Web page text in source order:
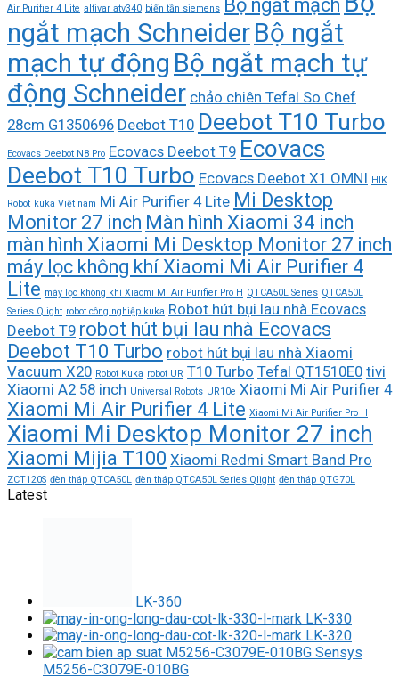
Air Purifier 4 Lite altivar atv340 biến tần siemens Bộ ngắt mạch
ngắt mạch SchneiderBộ ngắt
mạch tự động Bộ ngắt mạch tự
động Schneider chảo chiên Tefal So Chef
28cm G1350696 Deebot T10 Deebot T10 Turbo
Ecovacs Deebot N8 Pro Ecovacs Deebot T9 Ecovacs
Deebot T10 Turbo Ecovacs Deebot X1 OMNI HIK
Robot kuka Việt nam Mi Air Purifier 4 Lite Mi Desktop
Monitor 27 inch Màn hình Xiaomi 34 inch
màn hình Xiaomi Mi Desktop Monitor 27 inch
máy lọc không khí Xiaomi Mi Air Purifier 4
Lite máy lọc không khí Xiaomi Mi Air Purifier Pro H QTCA50L Series QTCA50L
Series Qlight robot công nghiệp kuka Robot hút bụi lau nhà Ecovacs
Deebot T9 robot hút bụi lau nhà Ecovacs
Deebot T10 Turbo robot hút bụi lau nhà Xiaomi
Vacuum X20 Robot Kuka robot UR T10 Turbo Tefal QT1510E0 tivi
Xiaomi A2 58 inch Universal Robots UR10e Xiaomi Mi Air Purifier 4
Xiaomi Mi Air Purifier 4 Lite Xiaomi Mi Air Purifier Pro H
Xiaomi Mi Desktop Monitor 27 inch
Xiaomi Mijia T100 Xiaomi Redmi Smart Band Pro
ZCT120S đèn tháp QTCA50L đèn tháp QTCA50L Series Qlight đèn tháp QTG70L
Latest
LK-360
LK-330
LK-320
M5256-C3079E-010BG